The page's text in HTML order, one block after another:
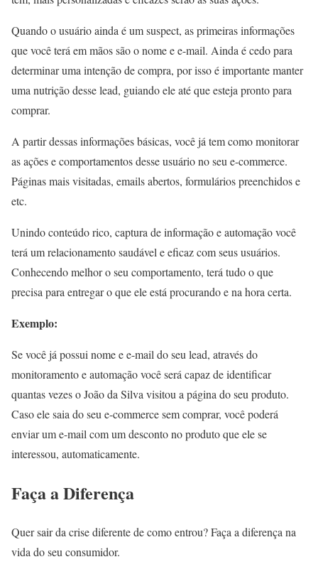
Quando o usuário ainda é um suspect, as primeiras informações
que você terá em mãos são o nome e e-mail. Ainda é cedo para
determinar uma intenção de compra, por isso é importante manter
uma nutrição desse lead, guiando ele até que esteja pronto para
comprar.
A partir dessas informações básicas, você já tem como monitorar
as ações e comportamentos desse usuário no seu e-commerce.
Páginas mais visitadas, emails abertos, formulários preenchidos e
etc.
Unindo conteúdo rico, captura de informação e automação você
terá um relacionamento saudável e eficaz com seus usuários.
Conhecendo melhor o seu comportamento, terá tudo o que
precisa para entregar o que ele está procurando e na hora certa.
Exemplo:
Se você já possui nome e e-mail do seu lead, através do
monitoramento e automação você será capaz de identificar
quantas vezes o João da Silva visitou a página do seu produto.
Caso ele saia do seu e-commerce sem comprar, você poderá
enviar um e-mail com um desconto no produto que ele se
interessou, automaticamente.
Faça a Diferença
Quer sair da crise diferente de como entrou? Faça a diferença na
vida do seu consumidor.